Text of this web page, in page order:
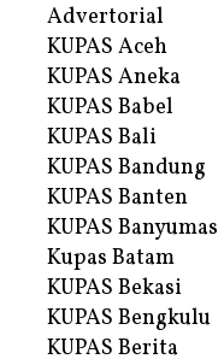
Advertorial
KUPAS Aceh
KUPAS Aneka
KUPAS Babel
KUPAS Bali
KUPAS Bandung
KUPAS Banten
KUPAS Banyumas
Kupas Batam
KUPAS Bekasi
KUPAS Bengkulu
KUPAS Berita